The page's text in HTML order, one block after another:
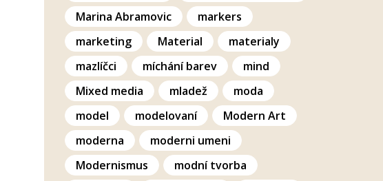
Marina Abramovic
markers
marketing
Material
materialy
mazlíčci
míchání barev
mind
Mixed media
mladež
moda
model
modelovaní
Modern Art
moderna
moderni umeni
Modernismus
modní tvorba